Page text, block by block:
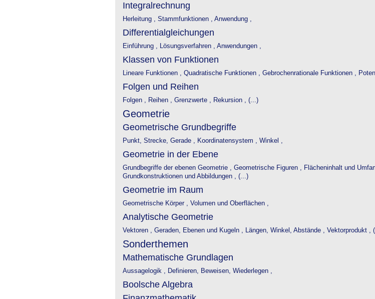
Integralrechnung
Herleitung , Stammfunktionen , Anwendung ,
Differentialgleichungen
Einführung , Lösungsverfahren , Anwendungen ,
Klassen von Funktionen
Lineare Funktionen , Quadratische Funktionen , Gebrochenrationale Funktionen ,
Folgen und Reihen
Folgen , Reihen , Grenzwerte , Rekursion , (...)
Geometrie
Geometrische Grundbegriffe
Punkt, Strecke, Gerade , Koordinatensystem , Winkel ,
Geometrie in der Ebene
Grundbegriffe der ebenen Geometrie , Geometrische Figuren , Flächeninhalt und
Grundkonstruktionen und Abbildungen , (...)
Geometrie im Raum
Geometrische Körper , Volumen und Oberflächen ,
Analytische Geometrie
Vektoren , Geraden, Ebenen und Kugeln , Längen, Winkel, Abstände , Vektorprodukt ,
Sonderthemen
Mathematische Grundlagen
Aussagelogik , Definieren, Beweisen, Wiederlegen ,
Boolsche Algebra